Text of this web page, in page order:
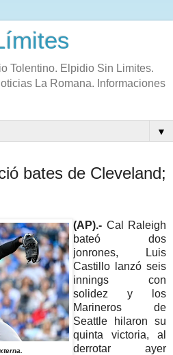
Tolentino. Elpidio Sin Limites.
La Romana. Informaciones
▼
bates de Cleveland;
(AP).- Cal Raleigh
bateó dos
jonrones, Luis
Castillo lanzó seis
innings con
solidez y los
Marineros de
Seattle hilaron su
quinta victoria, al
derrotar ayer